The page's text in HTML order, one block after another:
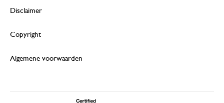
Disclaimer
Copyright
Algemene voorwaarden